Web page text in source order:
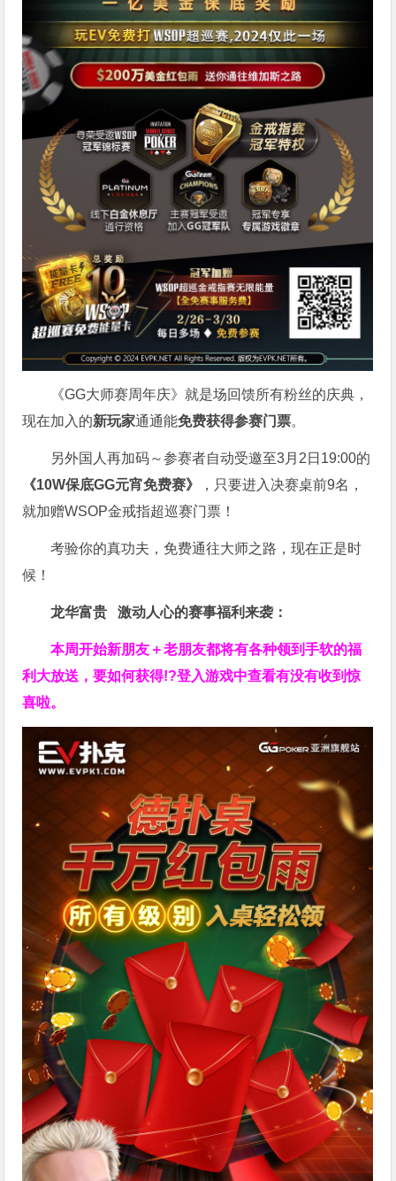
《GG大师赛周年庆》就是场回馈所有粉丝的庆典，
现在加入的新玩家通通能免费获得参赛门票。
另外国人再加码～参赛者自动受邀至3月2日19:00的
《10W保底GG元宵免费赛》
，只要进入决赛桌前9名，
就加赠WSOP金戒指超巡赛门票！
考验你的真功夫，免费通往大师之路，现在正是时
候！
龙华富贵 激动人心的赛事福利来袭：
本周开始新朋友＋老朋友都将有各种领到手软的福
利大放送，要如何获得!?登入游戏中查看有没有收到惊
喜啦。